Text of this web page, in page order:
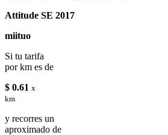
Attitude SE 2017
miituo
Si tu tarifa
por km es de
$ 0.61 x
km
y recorres un
aproximado de